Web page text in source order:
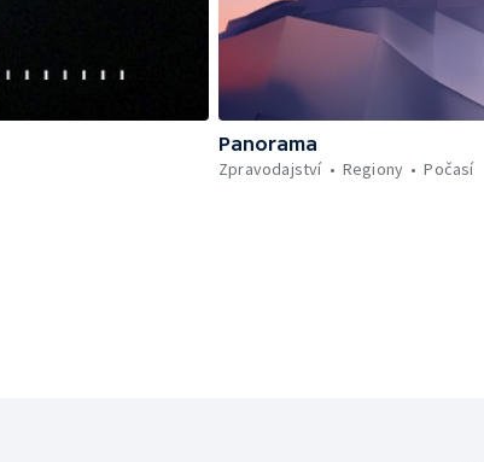
Panorama
Zpravodajství
Regiony Počasí